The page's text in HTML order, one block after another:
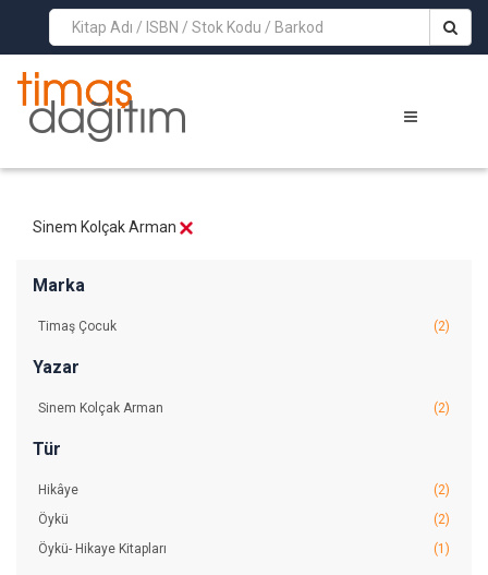
>
Sinem Kolçak Arman
Marka
Timaş Çocuk (2)
Yazar
Sinem Kolçak Arman (2)
Tür
Hikâye
(2)
Öykü
(2)
Öykü- Hikaye Kitapları
(1)